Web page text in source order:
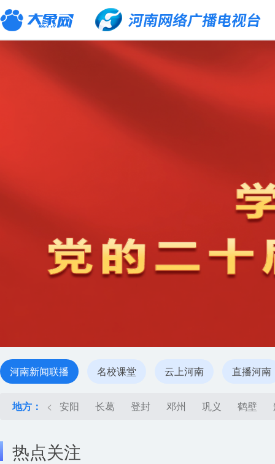
河南新闻联播 名校课堂 云上河南 直播河南
地方： < 安阳 长葛 登封 邓州 巩义 鹤壁
热点关注